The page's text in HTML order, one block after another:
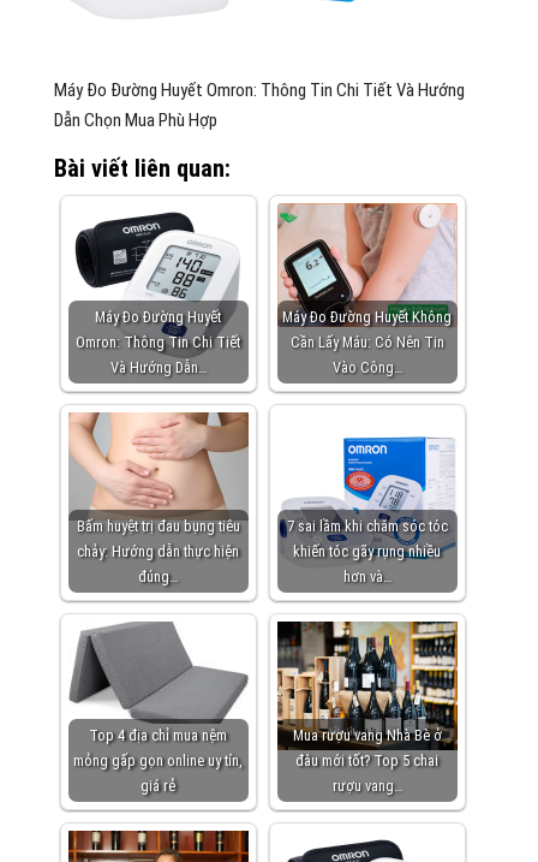
Máy Đo Đường Huyết Omron: Thông Tin Chi Tiết Và Hướng
Dẫn Chọn Mua Phù Hợp
Bài viết liên quan:
Máy Đo Đường Huyết
Omron: Thông Tin Chi Tiết
Và Hướng Dẫn…
Máy Đo Đường Huyết Không
Cần Lấy Máu: Có Nên Tin
Vào Công…
Bấm huyệt trị đau bụng tiêu
chảy: Hướng dẫn thực hiện
đúng…
7 sai lầm khi chăm sóc tóc
khiến tóc gãy rụng nhiều
hơn và…
Top 4 địa chỉ mua nệm
mỏng gấp gọn online uy tín,
giá rẻ
Mua rượu vang Nhà Bè ở
đâu mới tốt? Top 5 chai
rượu vang…